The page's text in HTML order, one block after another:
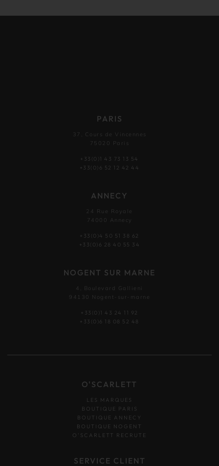
PARIS
37, Cours de Vincennes
75020 Paris
+33(0)1 43 73 13 54
+33(0)6 52 12 42 44
ANNECY
24 Rue Royale
74000 Annecy
+33(0)4 50 51 38 62
+33(0)6 28 40 55 34
NOGENT SUR MARNE
4, Boulevard Gallieni
94130 Nogent-sur-marne
+33(0)1 43 24 11 92
+33(0)6 18 08 52 48
O'SCARLETT
LES MARQUES
BOUTIQUE PARIS
BOUTIQUE ANNECY
BOUTIQUE NOGENT
O’SCARLETT RECRUTE
SERVICE CLIENT